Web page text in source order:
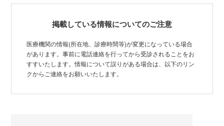
掲載している情報についてのご注意
医療機関の情報(所在地、診療時間等)が変更になっている場合
があります。事前に電話連絡を行ってから受診されることをお
すすいたします。情報について誤りがある場合は、以下のリン
クからご連絡をお願いいたします。